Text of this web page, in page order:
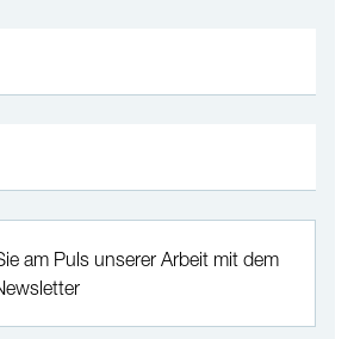
am Puls unserer Arbeit mit dem